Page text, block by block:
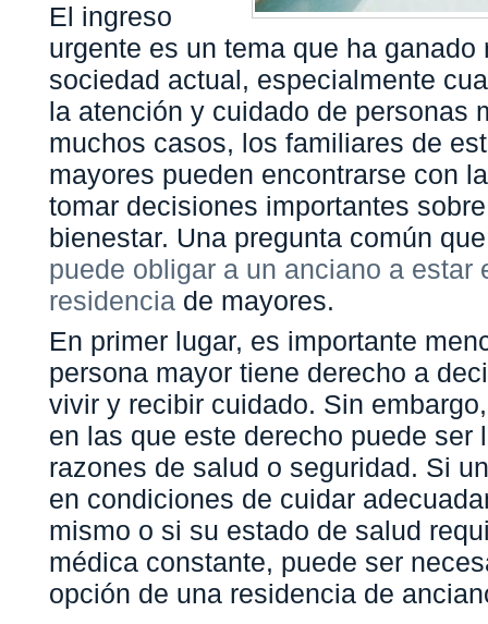
El ingreso
urgente es un tema que ha ganado
sociedad actual, especialmente
la atención y cuidado de personas
muchos casos, los familiares de
mayores pueden encontrarse con
tomar decisiones importantes
bienestar. Una pregunta común
puede obligar a un anciano a estar
residencia de mayores.
En primer lugar, es importante
persona mayor tiene derecho a
vivir y recibir cuidado. Sin
en las que este derecho puede ser
razones de salud o seguridad. Si
en condiciones de cuidar
mismo o si su estado de salud
médica constante, puede ser
opción de una residencia de